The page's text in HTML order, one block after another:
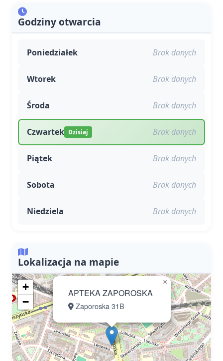
Godziny otwarcia
Poniedziałek Brak danych
Wtorek Brak danych
Środa Brak danych
Czwartek Dzisiaj Brak danych
Piątek Brak danych
Sobota Brak danych
Niedziela Brak danych
Lokalizacja na mapie
APTEKA ZAPOROSKA
Zaporoska 31B
×
+
−